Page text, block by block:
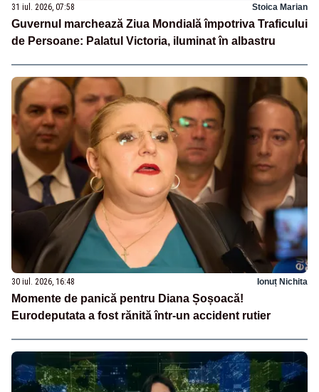
31 iul. 2026, 07:58 Stoica Marian
Guvernul marchează Ziua Mondială împotriva Traficului
de Persoane: Palatul Victoria, iluminat în albastru
30 iul. 2026, 16:48 Ionuț Nichita
Momente de panică pentru Diana Șoșoacă!
Eurodeputata a fost rănită într-un accident rutier